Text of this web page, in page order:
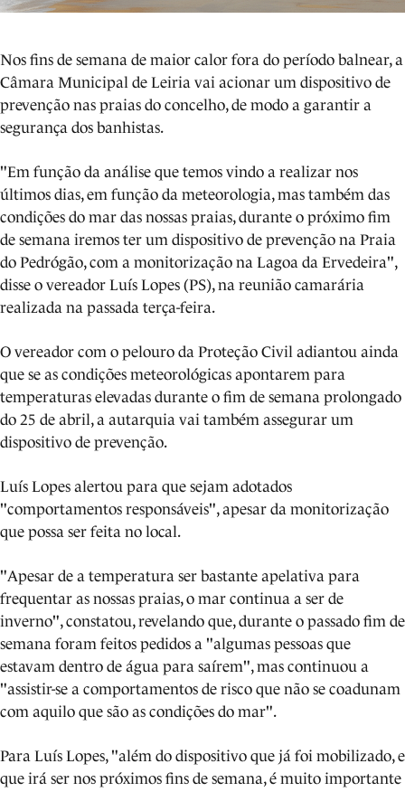
Nos fins de semana de maior calor fora do período balnear, a
Câmara Municipal de Leiria vai acionar um dispositivo de
prevenção nas praias do concelho, de modo a garantir a
segurança dos banhistas.
"Em função da análise que temos vindo a realizar nos
últimos dias, em função da meteorologia, mas também das
condições do mar das nossas praias, durante o próximo fim
de semana iremos ter um dispositivo de prevenção na Praia
do Pedrógão, com a monitorização na Lagoa da Ervedeira",
disse o vereador Luís Lopes (PS), na reunião camarária
realizada na passada terça-feira.
O vereador com o pelouro da Proteção Civil adiantou ainda
que se as condições meteorológicas apontarem para
temperaturas elevadas durante o fim de semana prolongado
do 25 de abril, a autarquia vai também assegurar um
dispositivo de prevenção.
Luís Lopes alertou para que sejam adotados
"comportamentos responsáveis", apesar da monitorização
que possa ser feita no local.
"Apesar de a temperatura ser bastante apelativa para
frequentar as nossas praias, o mar continua a ser de
inverno", constatou, revelando que, durante o passado fim de
semana foram feitos pedidos a "algumas pessoas que
estavam dentro de água para saírem", mas continuou a
"assistir-se a comportamentos de risco que não se coadunam
com aquilo que são as condições do mar".
Para Luís Lopes, "além do dispositivo que já foi mobilizado, e
que irá ser nos próximos fins de semana, é muito importante